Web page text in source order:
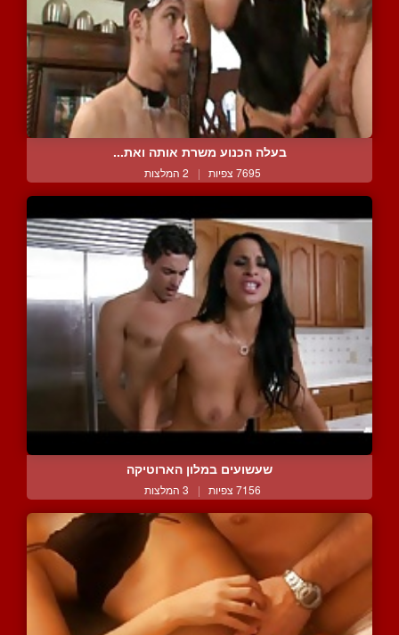
בעלה הכנוע משרת אותה ואת...
7695 צפיות | 2 המלצות
שעשועים במלון הארוטיקה
7156 צפיות | 3 המלצות